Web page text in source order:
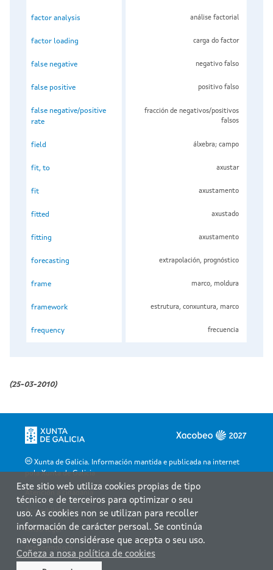
factor analysis análise factorial
factor loading carga do factor
false negative negativo falso
false positive positivo falso
false negative/positive
rate
fracción de negativos/positivos
falsos
field álxebra; campo
fit, to axustar
fit axustamento
fitted axustado
fitting axustamento
forecasting extrapolación, prognóstico
frame marco, moldura
framework estrutura, conxuntura, marco
frequency frecuencia
(25-03-2010)
Xunta de Galicia. Información mantida e publicada na internet
pola Xunta de Galicia
Accesibilidade
Aviso legal
Atendémolo/a
Este sitio web utiliza cookies propias de tipo
técnico e de terceiros para optimizar o seu
uso. As cookies non se utilizan para recoller
información de carácter persoal. Se continúa
navegando considérase que acepta o seu uso.
Coñeza a nosa política de cookies